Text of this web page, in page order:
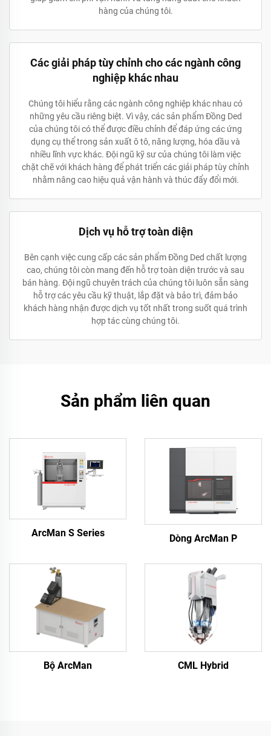
hàng của chúng tôi.
Các giải pháp tùy chỉnh cho các ngành công
nghiệp khác nhau
Chúng tôi hiểu rằng các ngành công nghiệp khác nhau có
những yêu cầu riêng biệt. Vì vậy, các sản phẩm Đồng Ded
của chúng tôi có thể được điều chỉnh để đáp ứng các ứng
dụng cụ thể trong sản xuất ô tô, năng lượng, hóa dầu và
nhiều lĩnh vực khác. Đội ngũ kỹ sư của chúng tôi làm việc
chặt chẽ với khách hàng để phát triển các giải pháp tùy chỉnh
nhằm nâng cao hiệu quả vận hành và thúc đẩy đổi mới.
Dịch vụ hỗ trợ toàn diện
Bên cạnh việc cung cấp các sản phẩm Đồng Ded chất lượng
cao, chúng tôi còn mang đến hỗ trợ toàn diện trước và sau
bán hàng. Đội ngũ chuyên trách của chúng tôi luôn sẵn sàng
hỗ trợ các yêu cầu kỹ thuật, lắp đặt và bảo trì, đảm bảo
khách hàng nhận được dịch vụ tốt nhất trong suốt quá trình
hợp tác cùng chúng tôi.
Sản phẩm liên quan
ArcMan S Series Dòng ArcMan P
Bộ ArcMan CML Hybrid